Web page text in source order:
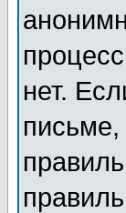
нет.
письме,